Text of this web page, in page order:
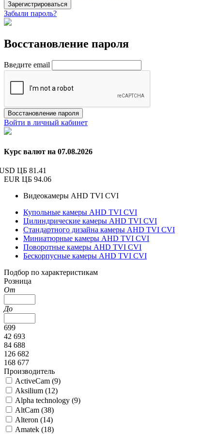
Зарегистрироваться
Забыли пароль?
Восстановление пароля
Введите email
Восстановление пароля
Войти в личный кабинет
Курс валют на 07.08.2026
ЦБ 81.41
EUR ЦБ 94.06
Видеокамеры AHD TVI CVI
Купольные камеры AHD TVI CVI
Цилиндрические камеры AHD TVI CVI
Стандартного дизайна камеры AHD TVI CVI
Миниатюрные камеры AHD TVI CVI
Поворотные камеры AHD TVI CVI
Бескорпусные камеры AHD TVI CVI
Подбор по характеристикам
Розница
От
До
699
42 693
84 688
126 682
168 677
Производитель
ActiveCam (9)
Aksilium (12)
Alpha technology (9)
AltCam (38)
Alteron (14)
Amatek (18)